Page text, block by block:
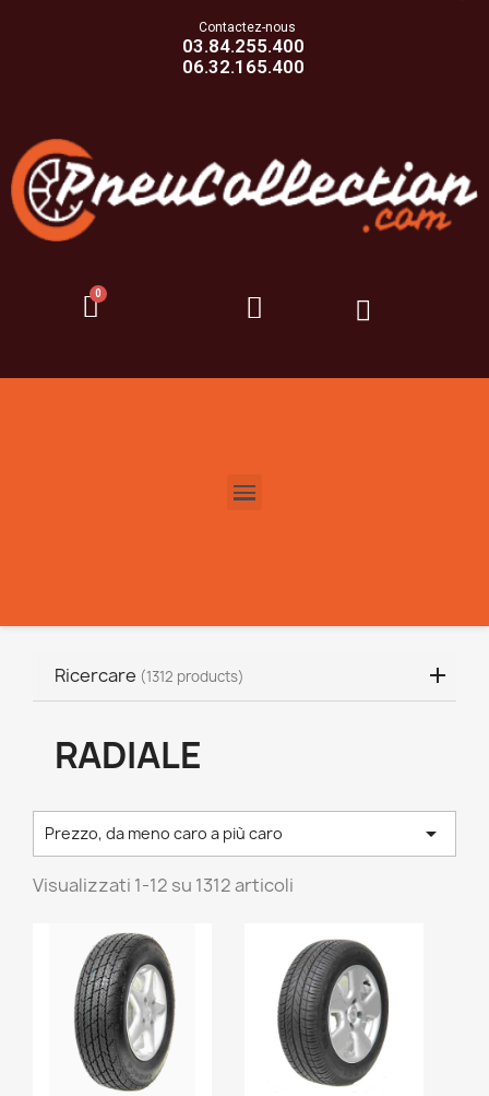
Contactez-nous
03.84.255.400
06.32.165.400
Ricercare (1312 products)
RADIALE
Prezzo, da meno caro a più caro 
Visualizzati 1-12 su 1312 articoli